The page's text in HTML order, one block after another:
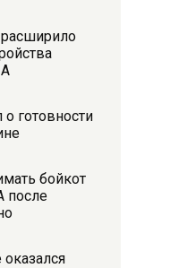
расширило
готовности
бойкот
после